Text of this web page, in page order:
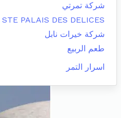
شركة تمرتي
STE PALAIS DES DELICES
شركة خيرات نابل
طعم الربيع
اسرار التمر